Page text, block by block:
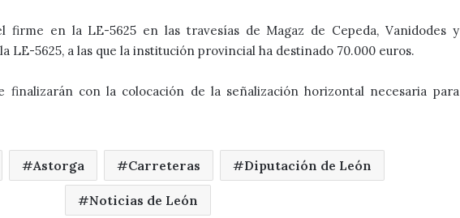
firme en la LE-5625 en las travesías de Magaz de Cepeda, Vanidodes y
LE-5625, a las que la institución provincial ha destinado 70.000 euros.
finalizarán con la colocación de la señalización horizontal necesaria para
Astorga Carreteras Diputación de León
Noticias de León